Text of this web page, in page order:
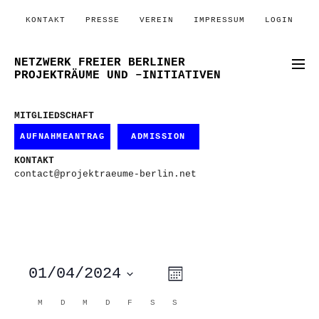
KONTAKT PRESSE VEREIN IMPRESSUM LOGIN
NETZWERK FREIER BERLINER
PROJEKTRÄUME UND –INITIATIVEN
MITGLIEDSCHAFT
AUFNAHMEANTRAG ADMISSION
KONTAKT
contact@projektraeume-berlin.net
ANSICHTEN-
NAVIGATION
VERANSTALTUNG
ANSICHTEN-
Monat
01/04/2024
wählen.
KALENDER
M MONTAG
D DIENSTAG
M MITTWOCH
D DONNERSTAG
F FREITAG
S SAMSTAG
S